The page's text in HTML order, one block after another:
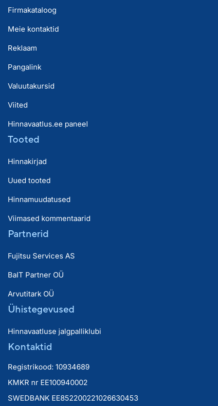
Firmakataloog
Meie kontaktid
Reklaam
Pangalink
Valuutakursid
Viited
Hinnavaatlus.ee paneel
Tooted
Hinnakirjad
Uued tooted
Hinnamuudatused
Viimased kommentaarid
Partnerid
Fujitsu Services AS
BaIT Partner OÜ
Arvutitark OÜ
Ühistegevused
Hinnavaatluse jalgpalliklubi
Kontaktid
Registrikood: 10934689
KMKR nr EE100940002
SWEDBANK EE852200221026630453